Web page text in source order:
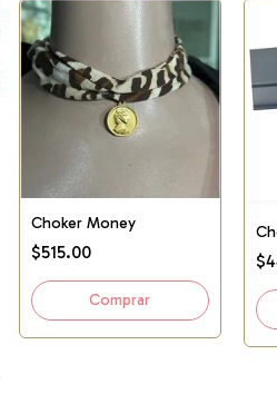
Choker Money
$515.00